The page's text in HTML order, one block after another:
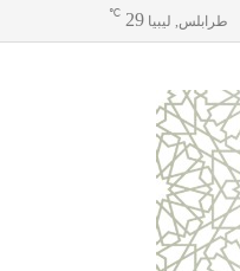
طرابلس, ليبيا 29
℃